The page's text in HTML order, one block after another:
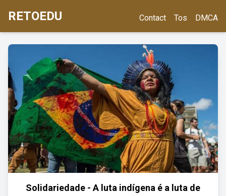
RETOEDU Contact Tos DMCA
Solidariedade - A luta indígena é a luta de